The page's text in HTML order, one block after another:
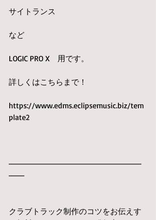
サイトランス
など
LOGIC PRO X　用です。
詳しくはこちらまで！
https://www.edms.eclipsemusic.biz/tem
plate2
━━━━━━━━━━━━━━━━━
━━
クラブトラック制作のコツをお伝えす